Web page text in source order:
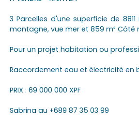
3 Parcelles d'une superficie de 8811
montagne, vue mer et 859 m² Côté
Pour un projet habitation ou
Raccordement eau et électricité en
PRIX : 69 000 000 XPF
Sabrina au +689 87 35 03 99